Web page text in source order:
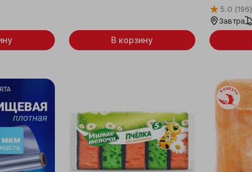
В корзину
5.0 (196)
Завтра
Беларусь